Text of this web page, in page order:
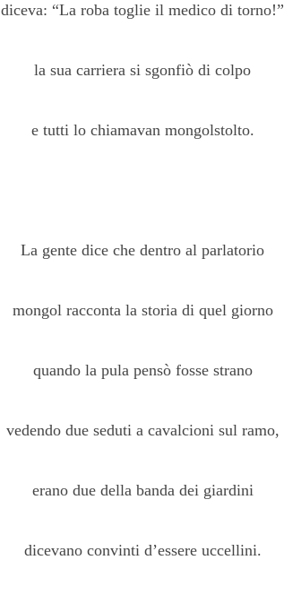
diceva: “La roba toglie il medico di torno!”
la sua carriera si sgonfiò di colpo
e tutti lo chiamavan mongolstolto.
La gente dice che dentro al parlatorio
mongol racconta la storia di quel giorno
quando la pula pensò fosse strano
vedendo due seduti a cavalcioni sul ramo,
erano due della banda dei giardini
dicevano convinti d’essere uccellini.